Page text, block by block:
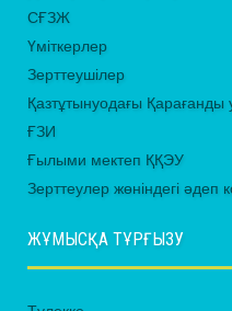
СҒЗЖ
Үміткерлер
Зерттеушілер
Қазтұтынуодағы Қарағанды
ҒЗИ
Ғылыми мектеп ҚҚЭУ
Зерттеулер жөніндегі әдеп
ЖҰМЫСҚА ТҰРҒЫЗУ